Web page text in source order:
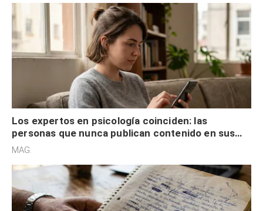
Los expertos en psicología coinciden: las
personas que nunca publican contenido en sus
redes sociales no pretenden buscar validación
MAG.